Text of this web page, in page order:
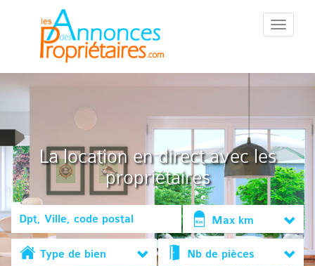
::Menu::
La location en direct avec les
propriétaires
Max km
Type de bien Nb de pièces